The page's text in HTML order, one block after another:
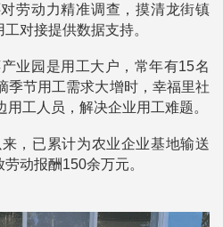
劳动力精准调查，摸清龙街镇
对接提供数据支持。
业园是用工大户，常年有15名
季节用工需求大增时，幸福里社
工人员，解决企业用工难题。
，已累计为农业企业基地输送
动报酬150余万元。